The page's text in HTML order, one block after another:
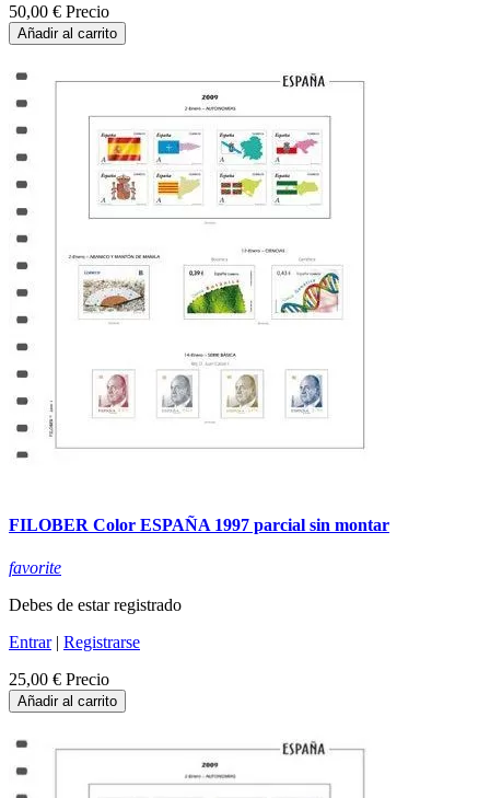
50,00 € Precio
Añadir al carrito
FILOBER Color ESPAÑA 1997 parcial sin montar
favorite
Debes de estar registrado
Entrar| Registrarse
25,00 € Precio
Añadir al carrito